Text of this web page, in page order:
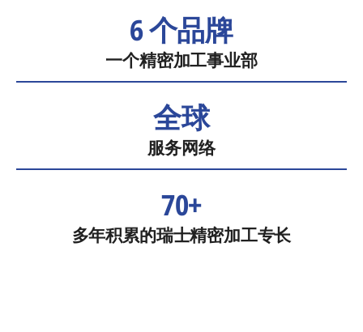
6 个品牌
一个精密加工事业部
全球
服务网络
70+
多年积累的瑞士精密加工专长